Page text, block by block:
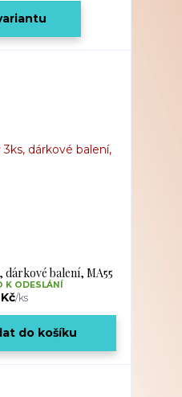
dárkové balení, MA55
/ks
K ODESLÁNÍ
do košíku